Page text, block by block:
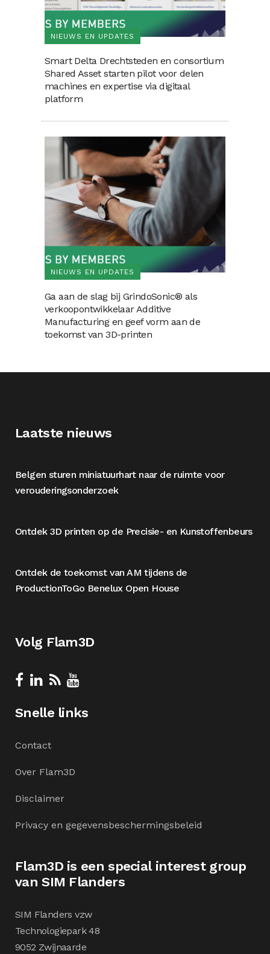
NIEUWS EN UPDATES
Smart Delta Drechtsteden en consortium
Shared Asset starten pilot voor delen
machines en expertise via digitaal
platform
NIEUWS EN UPDATES
Ga aan de slag bij GrindoSonic® als
verkoopontwikkelaar Additive
Manufacturing en geef vorm aan de
toekomst van 3D-printen
Laatste nieuws
Belgen sturen miniatuurhart naar de ruimte voor
verouderingsonderzoek
Ontdek 3D printen op de Precisie- en Kunstoffenbeurs
Ontdek de toekomst van AM tijdens de
ProductionToGo Benelux Open House
Volg Flam3D
Snelle links
Contact
Over Flam3D
Disclaimer
Privacy en gegevensbeschermingsbeleid
Flam3D is een special interest group
van SIM Flanders
SIM Flanders vzw
Technologiepark 48
9052 Zwijnaarde